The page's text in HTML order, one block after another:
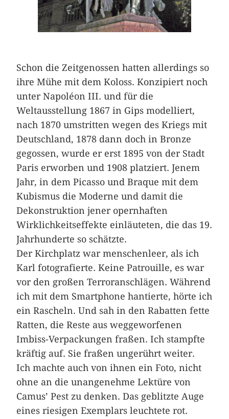
Schon die Zeitgenossen hatten allerdings so
ihre Mühe mit dem Koloss. Konzipiert noch
unter Napoléon III. und für die
Weltausstellung 1867 in Gips modelliert,
nach 1870 umstritten wegen des Kriegs mit
Deutschland, 1878 dann doch in Bronze
gegossen, wurde er erst 1895 von der Stadt
Paris erworben und 1908 platziert. Jenem
Jahr, in dem Picasso und Braque mit dem
Kubismus die Moderne und damit die
Dekonstruktion jener opernhaften
Wirklichkeitseffekte einläuteten, die das 19.
Jahrhunderte so s­chätzte.
Der Kirchplatz war menschenleer, als ich
Karl fotografierte. Keine Patrouille, es war
vor den großen Terroranschlägen. Während
ich mit dem Smartphone hantierte, hörte ich
ein Rascheln. Und sah in den Rabatten fette
Ratten, die Reste aus weggeworfenen
Imbiss-Verpackungen fraßen. Ich stampfte
kräftig auf. Sie fraßen ungerührt weiter.
Ich machte auch von ihnen ein Foto, nicht
ohne an die unangenehme Lektüre von
Camus’ Pest zu denken. Das geblitzte Auge
eines riesigen Exemplars leuchtete rot.